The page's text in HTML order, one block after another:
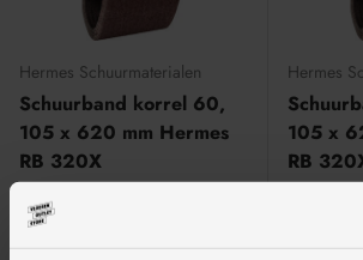
Hermes Schuurmaterialen
Schuurband korrel 60,
105 x 620 mm Hermes
RB 320X
€16,10
Eenheid prijs
€1,61/item
Hermes
105 x
RB
Eenheid
€1,54/